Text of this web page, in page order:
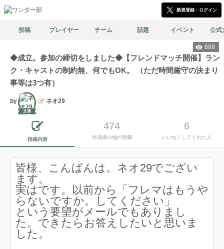
新規登録・ログイン
投稿 プレイヤー チーム 話題 イベント 公式
688
◆成立。参加の締切をしました◆【フレンドマッチ開催】ラン
ク・キャストの制約無、何でもOK。 （ただ時間厳守の決まり
事等は3つ有）
by
文筆
ネオ29
投稿内容
474
作成者の他の投稿
6
いいね！してくれた人
皆様、こんばんは。ネオ29でござい
ます。
実はです。以前から「フレマはもうや
らないですか。してください」
という要望がメールでもありまし
た。できたらお答えしたいと思いま
した。